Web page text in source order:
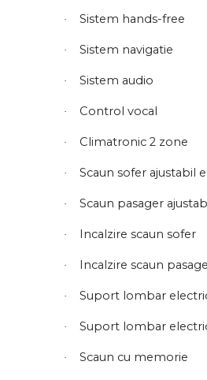
· Sistem hands-free
· Sistem navigatie
· Sistem audio
· Control vocal
· Climatronic 2 zone
· Scaun sofer ajustabil
· Scaun pasager
· Incalzire scaun sofer
· Incalzire scaun
· Suport lombar
· Suport lombar
· Scaun cu memorie